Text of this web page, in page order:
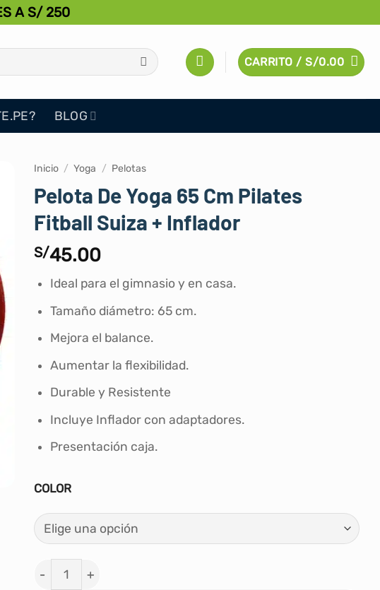
A S/ 250
CARRITO /S/0.00
BLOG
Inicio / Yoga / Pelotas
Pelota De Yoga 65 Cm Pilates
Fitball Suiza + Inflador
S/45.00
Ideal para el gimnasio y en casa.
Tamaño diámetro: 65 cm.
Mejora el balance.
Aumentar la flexibilidad.
Durable y Resistente
Incluye Inflador con adaptadores.
Presentación caja.
COLOR
Pelota De Yoga 65 Cm Pilates Fitball Suiza + Inflador